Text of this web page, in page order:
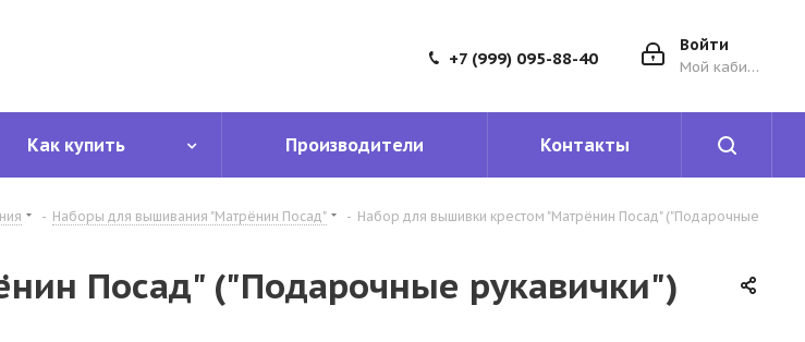
Войти
Мой кабинет
+7 (999) 095-88-40
Как купить Производители Контакты
- Наборы для вышивания "Матрёнин Посад" - Набор для вышивки крестом "Матрёнин Посад" ("Подарочные
Посад" ("Подарочные рукавички")